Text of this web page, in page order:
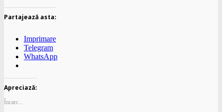
Partajează asta:
Imprimare
Telegram
WhatsApp
Apreciază:
Încarc...